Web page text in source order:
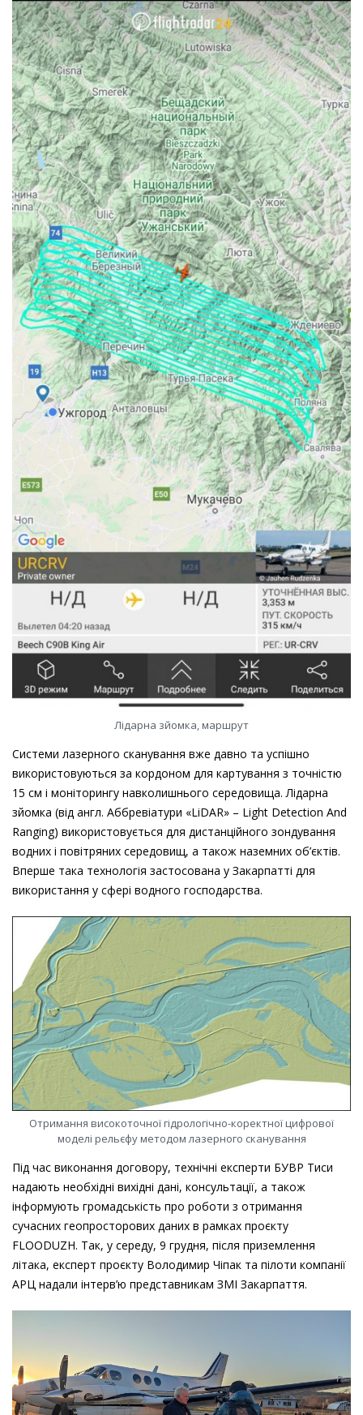
Лідарна зйомка, маршрут
Системи лазерного сканування вже давно та успішно
використовуються за кордоном для картування з точністю
15 см і моніторингу навколишнього середовища. Лідарна
зйомка (від англ. Аббревіатури «LiDAR» – Light Detection And
Ranging) використовується для дистанційного зондування
водних і повітряних середовищ, а також наземних об’єктів.
Вперше така технологія застосована у Закарпатті для
використання у сфері водного господарства.
Отримання високоточної гідрологічно-коректної цифрової
моделі рельєфу методом лазерного сканування
Під час виконання договору, технічні експерти БУВР Тиси
надають необхідні вихідні дані, консультації, а також
інформують громадськість про роботи з отримання
сучасних геопросторових даних в рамках проєкту
FLOODUZH. Так, у середу, 9 грудня, після приземлення
літака, екcперт проєкту Володимир Чіпак та пілоти компанії
АРЦ надали інтерв’ю представникам ЗМІ Закарпаття.